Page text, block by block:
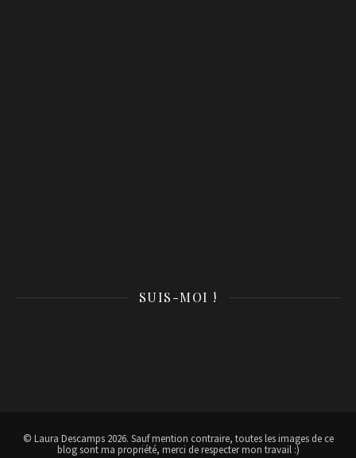
SUIS-MOI !
© Laura Descamps 2026. Sauf mention contraire, toutes les images de ce
blog sont ma propriété, merci de respecter mon travail :)